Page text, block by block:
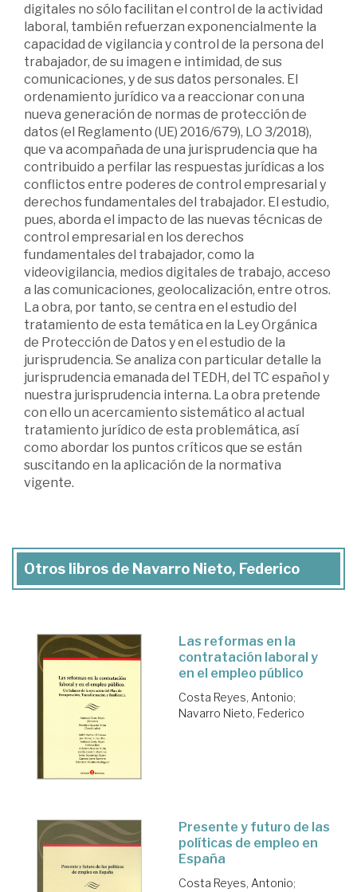
digitales no sólo facilitan el control de la actividad
laboral, también refuerzan exponencialmente la
capacidad de vigilancia y control de la persona del
trabajador, de su imagen e intimidad, de sus
comunicaciones, y de sus datos personales. El
ordenamiento jurídico va a reaccionar con una
nueva generación de normas de protección de
datos (el Reglamento (UE) 2016/679), LO 3/2018),
que va acompañada de una jurisprudencia que ha
contribuido a perfilar las respuestas jurídicas a los
conflictos entre poderes de control empresarial y
derechos fundamentales del trabajador. El estudio,
pues, aborda el impacto de las nuevas técnicas de
control empresarial en los derechos
fundamentales del trabajador, como la
videovigilancia, medios digitales de trabajo, acceso
a las comunicaciones, geolocalización, entre otros.
La obra, por tanto, se centra en el estudio del
tratamiento de esta temática en la Ley Orgánica
de Protección de Datos y en el estudio de la
jurisprudencia. Se analiza con particular detalle la
jurisprudencia emanada del TEDH, del TC español y
nuestra jurisprudencia interna. La obra pretende
con ello un acercamiento sistemático al actual
tratamiento jurídico de esta problemática, así
como abordar los puntos críticos que se están
suscitando en la aplicación de la normativa
vigente.
Otros libros de Navarro Nieto, Federico
Las reformas en la
contratación laboral y
en el empleo público
Costa Reyes, Antonio;
Navarro Nieto, Federico
Presente y futuro de las
políticas de empleo en
España
Costa Reyes, Antonio;